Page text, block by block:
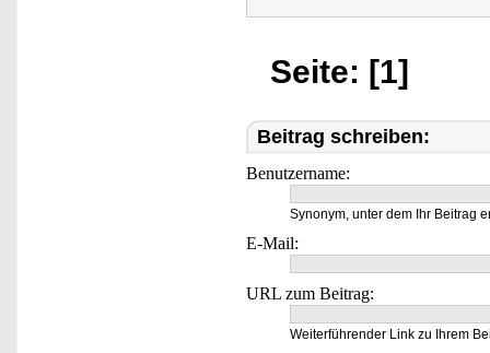
Seite: [1]
Beitrag schreiben:
Benutzername:
Synonym, unter dem Ihr Beitrag
E-Mail:
URL zum Beitrag:
Weiterführender Link zu Ihrem